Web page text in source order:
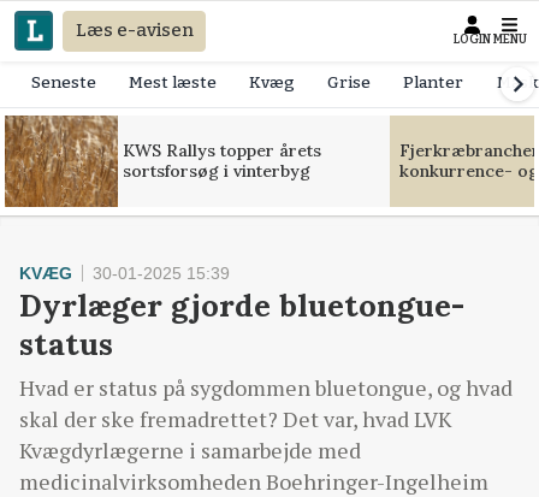
Læs e-avisen LOGIN MENU
Seneste Mest læste Kvæg Grise Planter
KWS Rallys topper årets
sortsforsøg i vinterbyg
konkurrence-
KVÆG 30-01-2025 15:39
Dyrlæger gjorde bluetongue-
status
Hvad er status på sygdommen bluetongue, og hvad
skal der ske fremadrettet? Det var, hvad LVK
Kvægdyrlægerne i samarbejde med
medicinalvirksomheden Boehringer-Ingelheim